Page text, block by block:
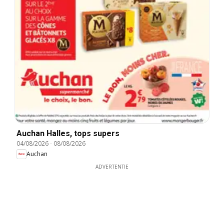
Auchan Halles, tops supers
04/08/2026- 08/08/2026
Auchan
ADVERTENTIE